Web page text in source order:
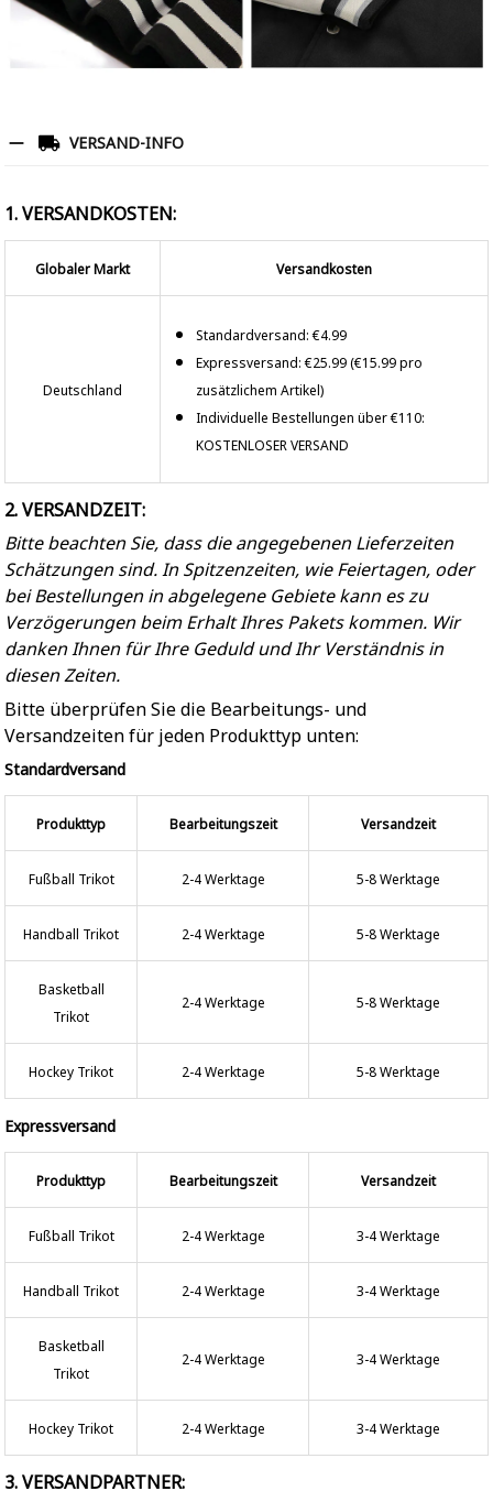
VERSAND-INFO
1. VERSANDKOSTEN:
Globaler Markt Versandkosten
Deutschland
Standardversand: €4.99
Expressversand: €25.99 (€15.99 pro
zusätzlichem Artikel)
Individuelle Bestellungen über €110:
KOSTENLOSER VERSAND
2. VERSANDZEIT:
Bitte beachten Sie, dass die angegebenen Lieferzeiten
Schätzungen sind. In Spitzenzeiten, wie Feiertagen, oder
bei Bestellungen in abgelegene Gebiete kann es zu
Verzögerungen beim Erhalt Ihres Pakets kommen. Wir
danken Ihnen für Ihre Geduld und Ihr Verständnis in
diesen Zeiten.
Bitte überprüfen Sie die Bearbeitungs- und
Versandzeiten für jeden Produkttyp unten:
Standardversand
Produkttyp Bearbeitungszeit Versandzeit
Fußball Trikot 2-4 Werktage 5-8 Werktage
Handball Trikot 2-4 Werktage 5-8 Werktage
Basketball
Trikot
2-4 Werktage 5-8 Werktage
Hockey Trikot 2-4 Werktage 5-8 Werktage
Expressversand
Produkttyp Bearbeitungszeit Versandzeit
Fußball Trikot 2-4 Werktage 3-4 Werktage
Handball Trikot 2-4 Werktage 3-4 Werktage
Basketball
Trikot
2-4 Werktage 3-4 Werktage
Hockey Trikot 2-4 Werktage 3-4 Werktage
3. VERSANDPARTNER: